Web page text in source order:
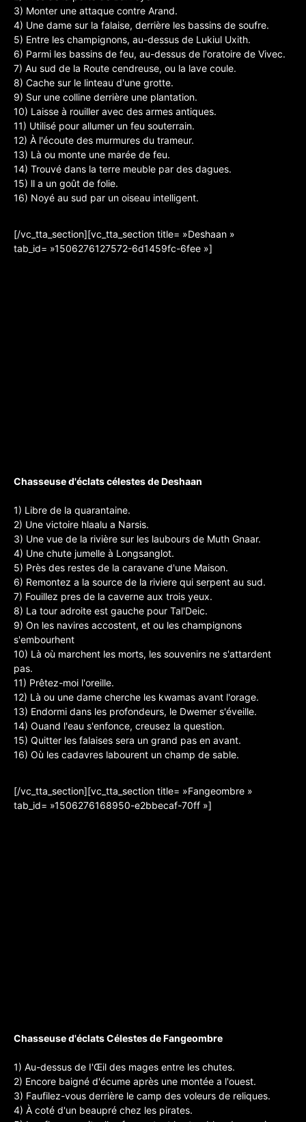
3) Monter une attaque contre Arand.
4) Une dame sur la falaise, derrière les bassins de soufre.
5) Entre les champignons, au-dessus de Lukiul Uxith.
6) Parmi les bassins de feu, au-dessus de l'oratoire de Vivec.
7) Au sud de la Route cendreuse, ou la lave coule.
8) Cache sur le linteau d'une grotte.
9) Sur une colline derrière une plantation.
10) Laisse à rouiller avec des armes antiques.
11) Utilisé pour allumer un feu souterrain.
12) À l'écoute des murmures du trameur.
13) Là ou monte une marée de feu.
14) Trouvé dans la terre meuble par des dagues.
15) ll a un goût de folie.
16) Noyé au sud par un oiseau intelligent.
[/vc_tta_section][vc_tta_section title= »Deshaan »
tab_id= »1506276127572-6d1459fc-6fee »]
Chasseuse d'éclats célestes de Deshaan
1) Libre de la quarantaine.
2) Une victoire hlaalu a Narsis.
3) Une vue de la rivière sur les laubours de Muth Gnaar.
4) Une chute jumelle à Longsanglot.
5) Près des restes de la caravane d'une Maison.
6) Remontez a la source de la riviere qui serpent au sud.
7) Fouillez pres de la caverne aux trois yeux.
8) La tour adroite est gauche pour Tal'Deic.
9) On les navires accostent, et ou les champignons
s'embourhent
10) Là où marchent les morts, les souvenirs ne s'attardent
pas.
11) Prêtez-moi l'oreille.
12) Là ou une dame cherche les kwamas avant l'orage.
13) Endormi dans les profondeurs, le Dwemer s'éveille.
14) Ouand l'eau s'enfonce, creusez la question.
15) Quitter les falaises sera un grand pas en avant.
16) Où les cadavres labourent un champ de sable.
[/vc_tta_section][vc_tta_section title= »Fangeombre »
tab_id= »1506276168950-e2bbecaf-70ff »]
Chasseuse d'éclats Célestes de Fangeombre
1) Au-dessus de I'Œil des mages entre les chutes.
2) Encore baigné d'écume après une montée a l'ouest.
3) Faufilez-vous derrière le camp des voleurs de reliques.
4) À coté d'un beaupré chez les pirates.